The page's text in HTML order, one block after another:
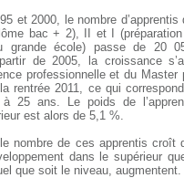
et 2000, le nombre
bac + 2), II et I (préparation
grande école) passe de 20
de 2005, la croissance
professionnelle et du Master
rentrée 2011, ce qui
25 ans. Le poids de
est alors de 5,1 %.
nombre de ces apprentis croît
dans le supérieur
que soit le niveau, augmentent.